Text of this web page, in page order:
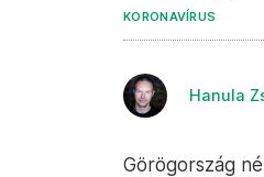
KORONAVÍRUS
Hanula
Görögország